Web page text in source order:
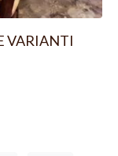
VARIANTI